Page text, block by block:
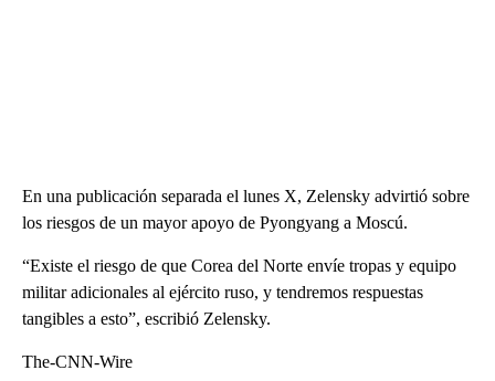
En una publicación separada el lunes X, Zelensky advirtió sobre
los riesgos de un mayor apoyo de Pyongyang a Moscú.
“Existe el riesgo de que Corea del Norte envíe tropas y equipo
militar adicionales al ejército ruso, y tendremos respuestas
tangibles a esto”, escribió Zelensky.
The-CNN-Wire